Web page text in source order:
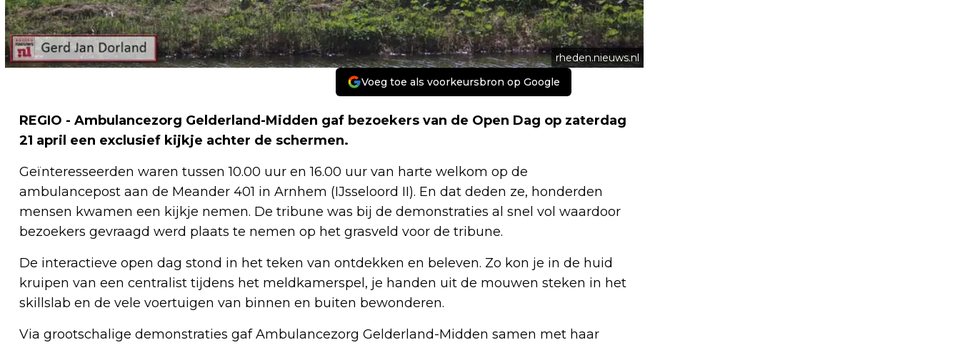
rheden.nieuws.nl
Voeg toe als voorkeursbron op Google
REGIO - Ambulancezorg Gelderland-Midden gaf bezoekers van de Open Dag op zaterdag
21 april een exclusief kijkje achter de schermen.
Geïnteresseerden waren tussen 10.00 uur en 16.00 uur van harte welkom op de
ambulancepost aan de Meander 401 in Arnhem (IJsseloord II). En dat deden ze, honderden
mensen kwamen een kijkje nemen. De tribune was bij de demonstraties al snel vol waardoor
bezoekers gevraagd werd plaats te nemen op het grasveld voor de tribune.
De interactieve open dag stond in het teken van ontdekken en beleven. Zo kon je in de huid
kruipen van een centralist tijdens het meldkamerspel, je handen uit de mouwen steken in het
skillslab en de vele voertuigen van binnen en buiten bewonderen.
Via grootschalige demonstraties gaf Ambulancezorg Gelderland-Midden samen met haar